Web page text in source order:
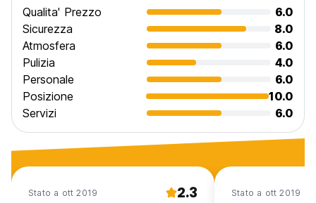
Qualita' Prezzo
6.0
Sicurezza
8.0
Atmosfera
6.0
Pulizia
4.0
Personale
6.0
Posizione
10.0
Servizi
6.0
Stato a ott 2019 2.3 Stato a ott 2019